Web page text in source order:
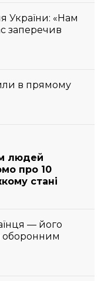
України: «Нам
заперечив
в прямому
людей
про 10
стані
— його
оборонним